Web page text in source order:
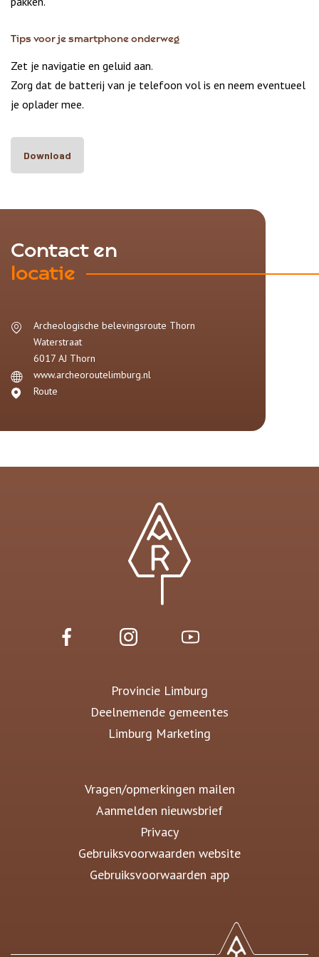
Tips voor je smartphone onderweg
Zet je navigatie en geluid aan.
Zorg dat de batterij van je telefoon vol is en neem eventueel
je oplader mee.
Download
Contact en
locatie
Archeologische belevingsroute Thorn
Waterstraat
6017 AJ Thorn
www.archeoroutelimburg.nl
Route
Provincie Limburg
Deelnemende gemeentes
Limburg Marketing
Vragen/opmerkingen mailen
Aanmelden nieuwsbrief
Privacy
Gebruiksvoorwaarden website
Gebruiksvoorwaarden app